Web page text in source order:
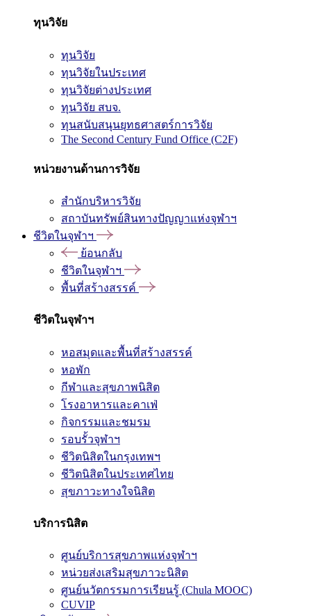
ทุนวิจัย
ทุนวิจัย
ทุนวิจัยในประเทศ
ทุนวิจัยต่างประเทศ
ทุนวิจัย สบจ.
ทุนสนับสนุนยุทธศาสตร์การวิจัย
The Second Century Fund Office (C2F)
หน่วยงานด้านการวิจัย
สำนักบริหารวิจัย
สถาบันทรัพย์สินทางปัญญาแห่งจุฬาฯ
ชีวิตในจุฬาฯ
ย้อนกลับ
ชีวิตในจุฬาฯ
พื้นที่สร้างสรรค์
ชีวิตในจุฬาฯ
หอสมุดและพื้นที่สร้างสรรค์
หอพัก
กีฬาและสุขภาพนิสิต
โรงอาหารและคาเฟ่
กิจกรรมและชมรม
รอบรั้วจุฬาฯ
ชีวิตนิสิตในกรุงเทพฯ
ชีวิตนิสิตในประเทศไทย
สุขภาวะทางใจนิสิต
บริการนิสิต
ศูนย์บริการสุขภาพแห่งจุฬาฯ
หน่วยส่งเสริมสุขภาวะนิสิต
ศูนย์นวัตกรรมการเรียนรู้ (Chula MOOC)
CUVIP